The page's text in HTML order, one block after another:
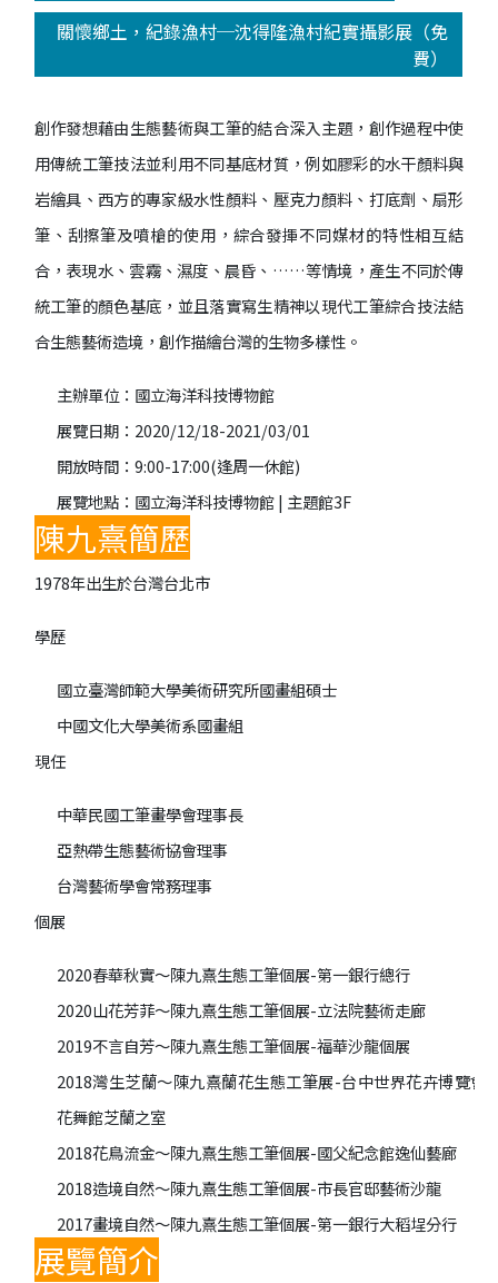
關懷鄉土，紀錄漁村─沈得隆漁村紀實攝影展（免
費）
創作發想藉由生態藝術與工筆的結合深入主題，創作過程中使
用傳統工筆技法並利用不同基底材質，例如膠彩的水干顏料與
岩繪具、西方的專家級水性顏料、壓克力顏料、打底劑、扇形
筆、刮擦筆及噴槍的使用，綜合發揮不同媒材的特性相互結
合，表現水、雲霧、濕度、晨昏、……等情境，產生不同於傳
統工筆的顏色基底，並且落實寫生精神以現代工筆綜合技法結
合生態藝術造境，創作描繪台灣的生物多樣性。
主辦單位：國立海洋科技博物館
展覽日期：2020/12/18-2021/03/01
開放時間：9:00-17:00(逢周一休館)
展覽地點：國立海洋科技博物館 | 主題館3F
陳九熹簡歷
1978年出生於台灣台北市
學歷
國立臺灣師範大學美術研究所國畫組碩士
中國文化大學美術系國畫組
現任
中華民國工筆畫學會理事長
亞熱帶生態藝術協會理事
台灣藝術學會常務理事
個展
2020春華秋實～陳九熹生態工筆個展-第一銀行總行
2020山花芳菲～陳九熹生態工筆個展-立法院藝術走廊
2019不言自芳～陳九熹生態工筆個展-福華沙龍個展
2018灣生芝蘭～陳九熹蘭花生態工筆展-台中世界花卉博覽會
花舞館芝蘭之室
2018花鳥流金～陳九熹生態工筆個展-國父紀念館逸仙藝廊
2018造境自然～陳九熹生態工筆個展-市長官邸藝術沙龍
2017畫境自然～陳九熹生態工筆個展-第一銀行大稻埕分行
展覽簡介